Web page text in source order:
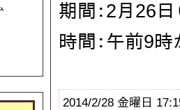
期間：2月26日
時間：午前9
2014/2/28 金曜日